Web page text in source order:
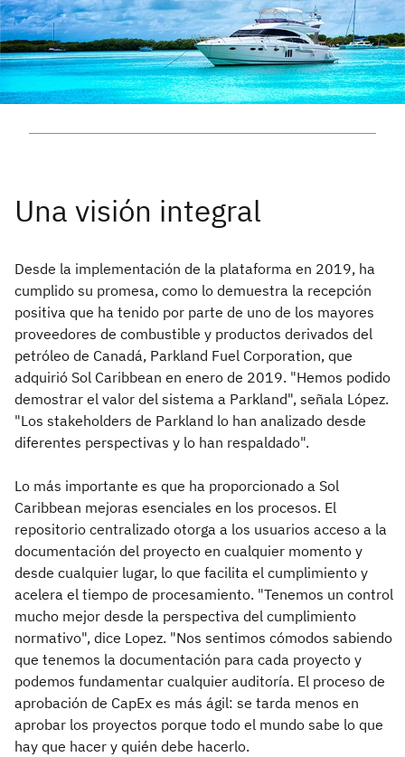
Desde la implementación de la plataforma en 2019, ha
cumplido su promesa, como lo demuestra la recepción
positiva que ha tenido por parte de uno de los mayores
proveedores de combustible y productos derivados del
petróleo de Canadá, Parkland Fuel Corporation, que
adquirió Sol Caribbean en enero de 2019. "Hemos podido
demostrar el valor del sistema a Parkland", señala López.
"Los stakeholders de Parkland lo han analizado desde
diferentes perspectivas y lo han respaldado".
Lo más importante es que ha proporcionado a Sol
Caribbean mejoras esenciales en los procesos. El
repositorio centralizado otorga a los usuarios acceso a la
documentación del proyecto en cualquier momento y
desde cualquier lugar, lo que facilita el cumplimiento y
acelera el tiempo de procesamiento. "Tenemos un control
mucho mejor desde la perspectiva del cumplimiento
normativo", dice Lopez. "Nos sentimos cómodos sabiendo
que tenemos la documentación para cada proyecto y
podemos fundamentar cualquier auditoría. El proceso de
aprobación de CapEx es más ágil: se tarda menos en
aprobar los proyectos porque todo el mundo sabe lo que
hay que hacer y quién debe hacerlo.